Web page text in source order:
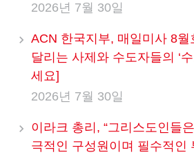
2026년 7월 30일
ACN 한국지부, 매일미사 8
달리는 사제와 수도자들의 ‘
세요]
2026년 7월 30일
이라크 총리, “그리스도인들
극적인 구성원이며 필수적인